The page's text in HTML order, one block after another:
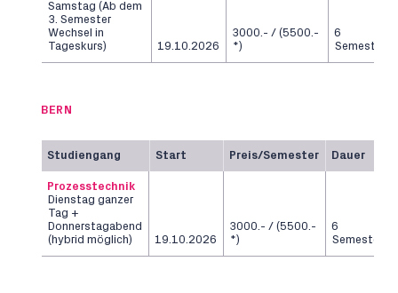
Samstag (Ab dem
3. Semester
Wechsel in
Tageskurs)
19.10.2026
3000.- / (5500.-
*)
6
Semester
BERN
Studiengang Start Preis/Semester Dauer
Prozesstechnik
Dienstag ganzer
Tag +
Donnerstagabend
(hybrid möglich)
19.10.2026
3000.- / (5500.-
*)
6
Semester